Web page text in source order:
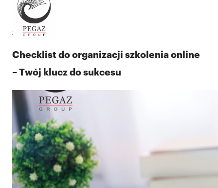
28.04.2025
Checklist do organizacji szkolenia online
– Twój klucz do sukcesu